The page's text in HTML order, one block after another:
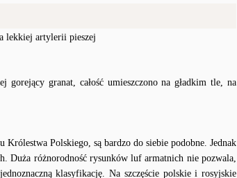
lekkiej artylerii pieszej
granat, całość umieszczono na gładkim tle, na
Polskiego, są bardzo do siebie podobne. Jednak
Duża różnorodność rysunków luf armatnich nie pozwala,
klasyfikację. Na szczęście polskie i rosyjskie